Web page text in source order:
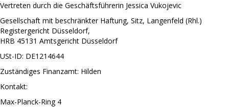
Vertreten durch die Geschäftsführerin Jessica Vukojevic
Gesellschaft mit beschränkter Haftung, Sitz, Langenfeld (Rhl.)
Registergericht Düsseldorf,
HRB 45131 Amtsgericht Düsseldorf
USt-ID: DE1214644
Zuständiges Finanzamt: Hilden
Kontakt:
Max-Planck-Ring 4